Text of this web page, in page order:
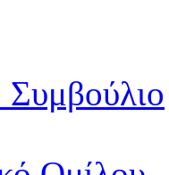
Συμβούλιο